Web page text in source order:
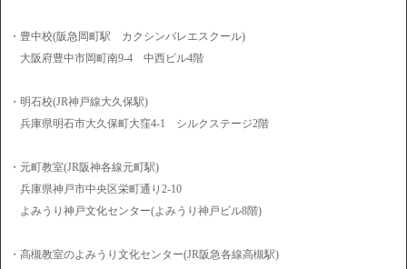
・豊中校(阪急岡町駅 カクシンバレエスクール)
大阪府豊中市岡町南9-4 中西ビル4階
・明石校(JR神戸線大久保駅)
兵庫県明石市大久保町大窪4-1 シルクステージ2階
・元町教室(JR阪神各線元町駅)
兵庫県神戸市中央区栄町通り2-10
よみうり神戸文化センター(よみうり神戸ビル8階)
・高槻教室のよみうり文化センター(JR阪急各線高槻駅)